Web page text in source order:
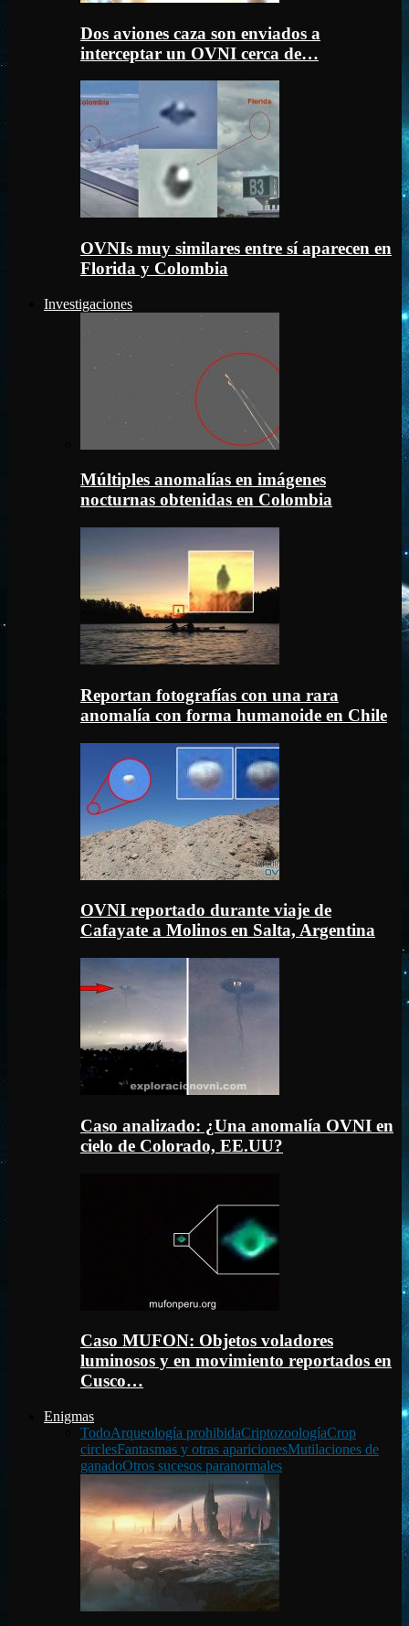
Dos aviones caza son enviados a
interceptar un OVNI cerca de…
OVNIs muy similares entre sí aparecen en
Florida y Colombia
Investigaciones
Múltiples anomalías en imágenes
nocturnas obtenidas en Colombia
Reportan fotografías con una rara
anomalía con forma humanoide en Chile
OVNI reportado durante viaje de
Cafayate a Molinos en Salta, Argentina
Caso analizado: ¿Una anomalía OVNI en
cielo de Colorado, EE.UU?
Caso MUFON: Objetos voladores
luminosos y en movimiento reportados en
Cusco…
Enigmas
TodoArqueología prohibidaCriptozoologíaCrop
circlesFantasmas y otras aparicionesMutilaciones de
ganadoOtros sucesos paranormales